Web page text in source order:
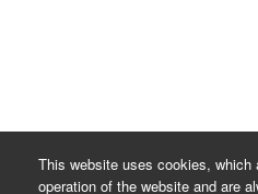
This website uses cookies,
operation of the website and are